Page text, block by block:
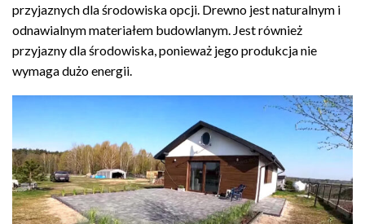
przyjaznych dla środowiska opcji. Drewno jest naturalnym i
odnawialnym materiałem budowlanym. Jest również
przyjazny dla środowiska, ponieważ jego produkcja nie
wymaga dużo energii.